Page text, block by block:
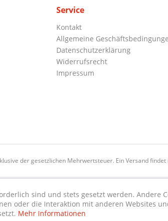
Service
Kontakt
Allgemeine
Datenschutzerklärung
Widerrufsrecht
Impressum
der gesetzlichen Mehrwertsteuer. Ein Versand findet
sind und stets gesetzt werden. Andere
oder die Interaktion mit anderen Websites
Mehr Informationen